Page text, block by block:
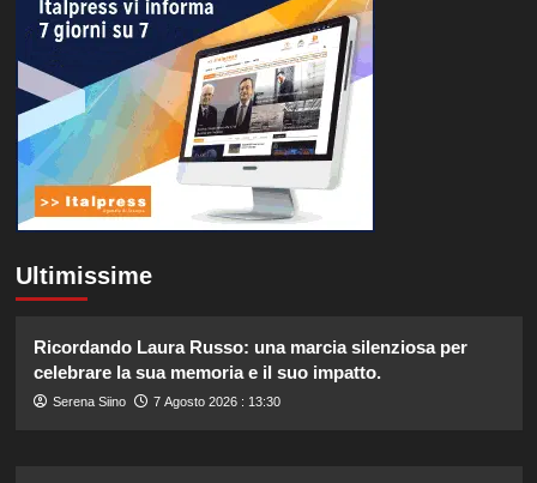
Ultimissime
Ricordando Laura Russo: una marcia silenziosa per
celebrare la sua memoria e il suo impatto.
Serena Siino 7 Agosto 2026 : 13:30